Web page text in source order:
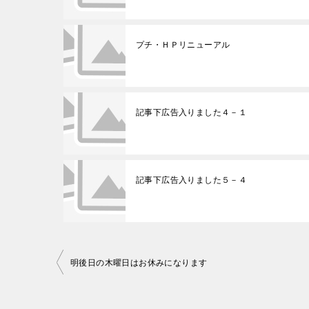
プチ・ＨＰリニューアル
記事下広告入りました４－１
記事下広告入りました５－４
明後日の木曜日はお休みになります